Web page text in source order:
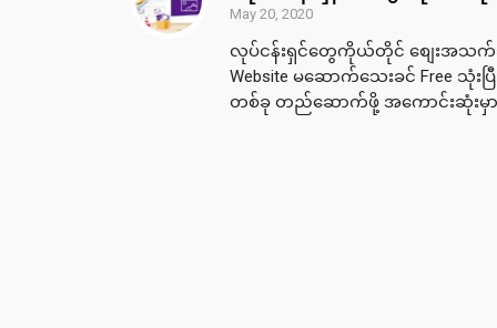
May 20, 2020
လုပ်ငန်းရှင်တွေကိုယ်တိုင် စျေးအသက်
Website မဆောက်သေးခင် Free သုံ
တစ်ခု တည်ဆောက်ဖို့ အကောင်းဆုံးမှာ